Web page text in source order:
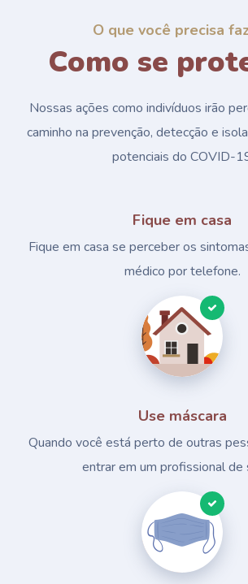
O que você precisa
Como se
Nossas ações como indivíduos irão
caminho na prevenção, detecção e
potenciais do COVID-
Fique em casa
Fique em casa se perceber os
médico por telefone.
Use máscara
Quando você está perto de outras
entrar em um profissional de